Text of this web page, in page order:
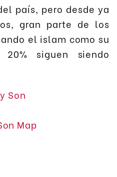
país, pero desde ya
gran parte de los
el islam como su
siguen siendo